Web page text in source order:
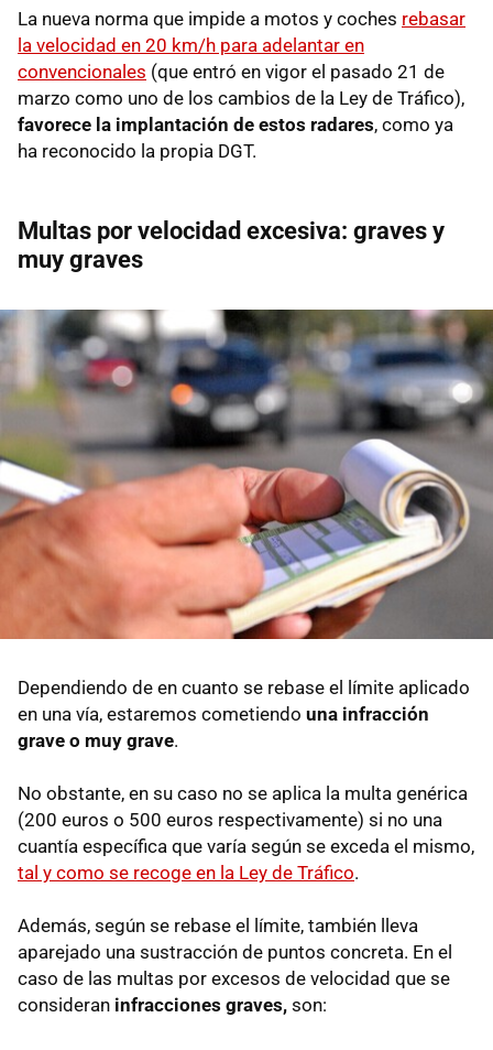
La nueva norma que impide a motos y coches rebasar
la velocidad en 20 km/h para adelantar en
convencionales (que entró en vigor el pasado 21 de
marzo como uno de los cambios de la Ley de Tráfico),
favorece la implantación de estos radares, como ya
ha reconocido la propia DGT.
Multas por velocidad excesiva: graves y
muy graves
Dependiendo de en cuanto se rebase el límite aplicado
en una vía, estaremos cometiendo una infracción
grave o muy grave.
No obstante, en su caso no se aplica la multa genérica
(200 euros o 500 euros respectivamente) si no una
cuantía específica que varía según se exceda el mismo,
tal y como se recoge en la Ley de Tráfico.
Además, según se rebase el límite, también lleva
aparejado una sustracción de puntos concreta. En el
caso de las multas por excesos de velocidad que se
consideran infracciones graves, son: